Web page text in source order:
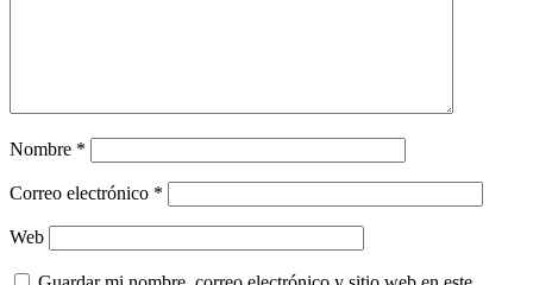
Nombre *
Correo electrónico *
Web